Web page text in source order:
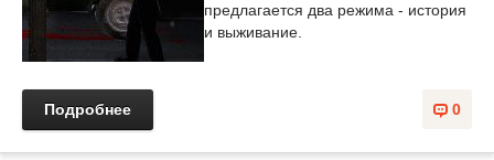
предлагается два режима - история
и выживание.
0
Подробнее